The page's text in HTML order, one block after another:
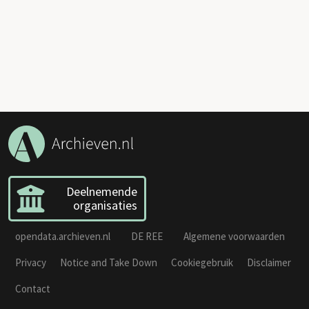
Deelnemende
organisaties
opendata.archieven.nl DE REE
Algemene voorwaarden
Privacy
Notice and Take Down Cookiegebruik
Disclaimer
Contact